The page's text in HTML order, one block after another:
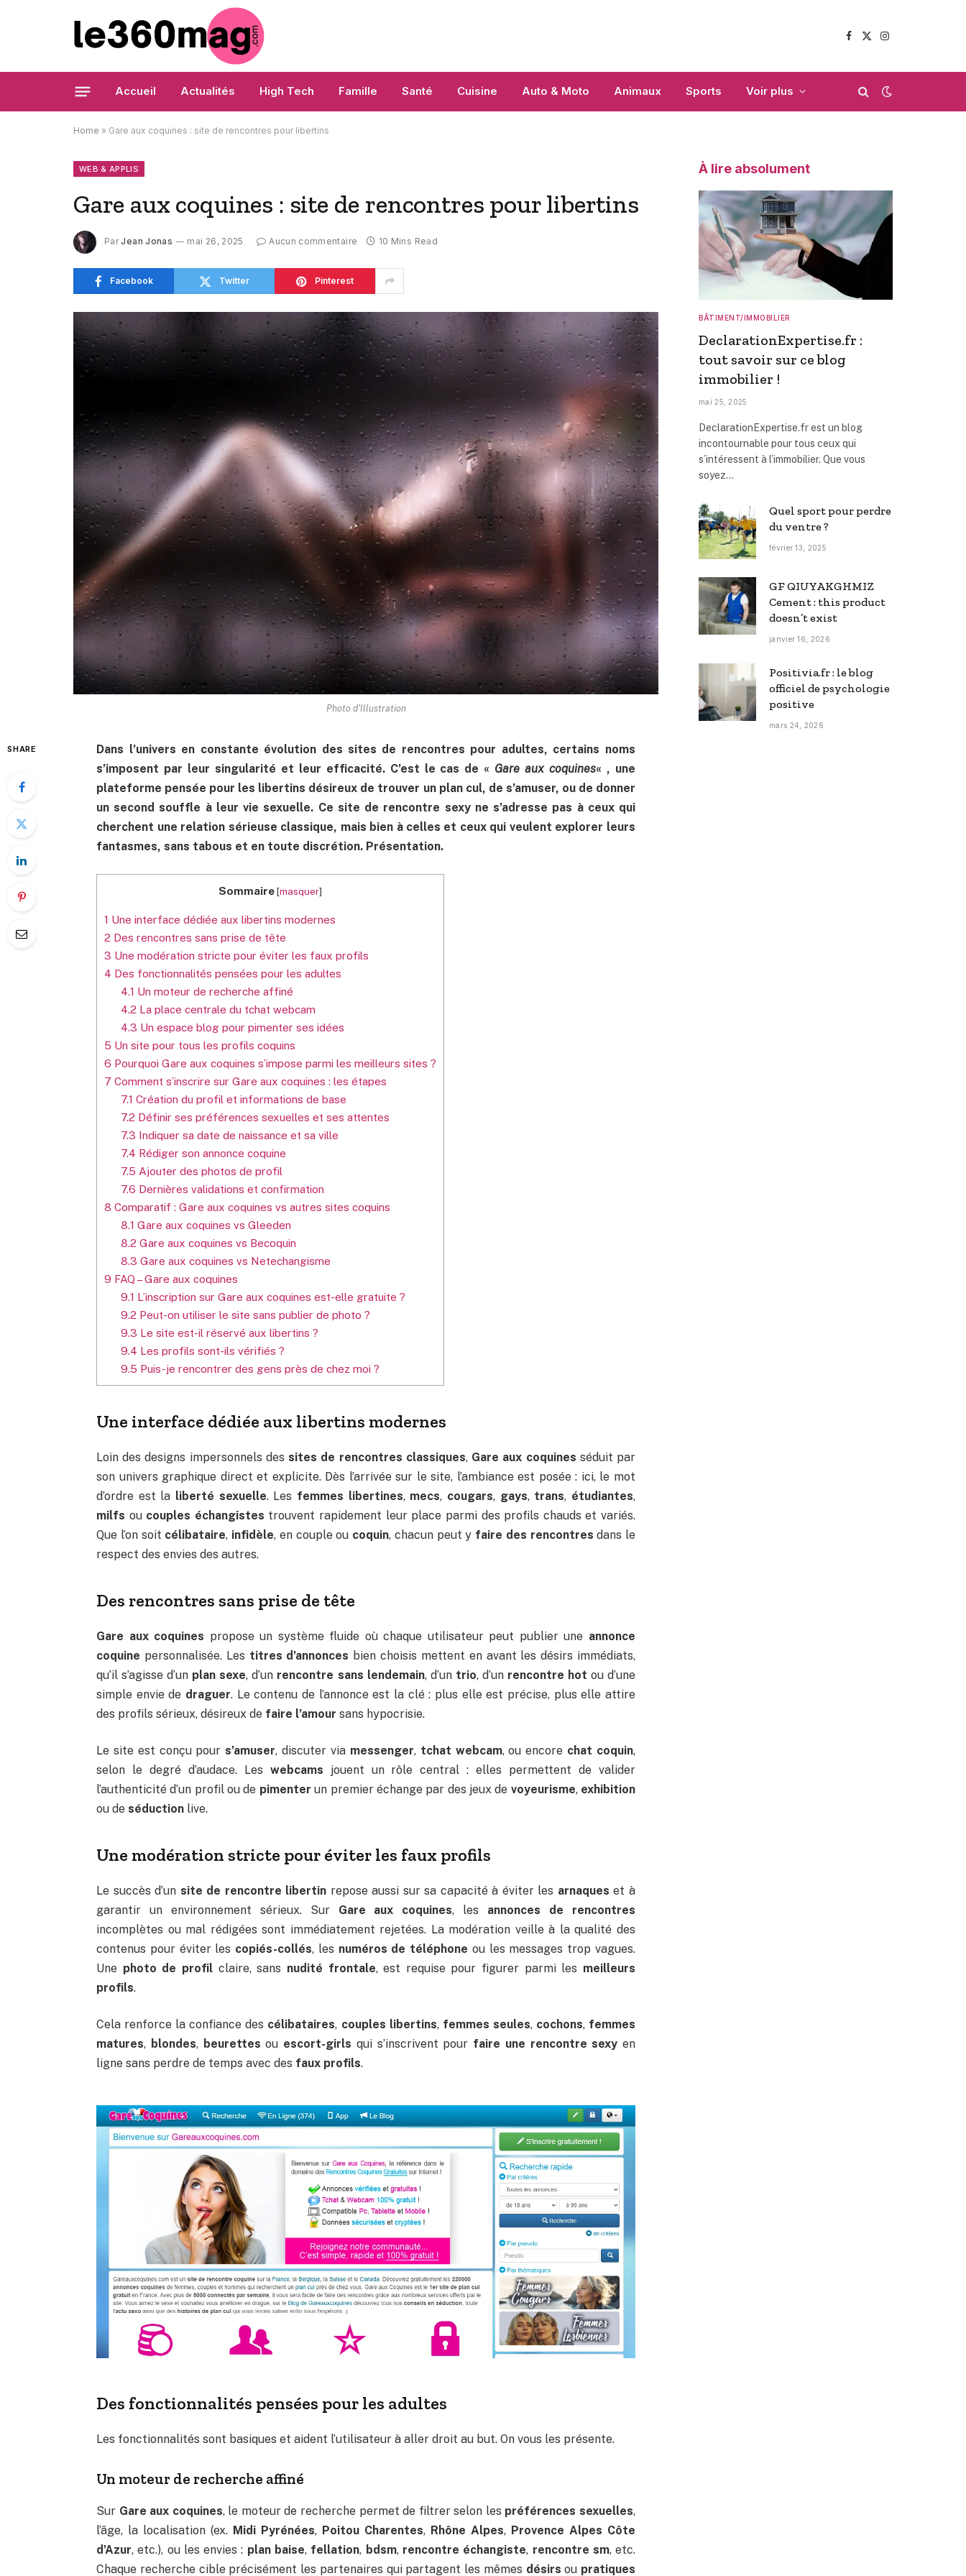
Facebook
X
Instagram
Accueil Actualités High Tech Famille Santé Cuisine Auto & Moto Animaux Sports Voir plus
Home » Gare aux coquines : site de rencontres pour libertins
WEB & APPLIS
Gare aux coquines : site de rencontres pour libertins
Par Jean Jonas mai 26, 2025 Aucun commentaire 10 Mins Read
Facebook Twitter Pinterest
Photo d'Illustration
SHARE
Dans l’univers en constante évolution des sites de rencontres pour adultes, certains noms
s’imposent par leur singularité et leur efficacité. C’est le cas de « Gare aux coquines« , une
plateforme pensée pour les libertins désireux de trouver un plan cul, de s’amuser, ou de donner
un second souffle à leur vie sexuelle. Ce site de rencontre sexy ne s’adresse pas à ceux qui
cherchent une relation sérieuse classique, mais bien à celles et ceux qui veulent explorer leurs
fantasmes, sans tabous et en toute discrétion. Présentation.
Sommaire[masquer]
1 Une interface dédiée aux libertins modernes
2 Des rencontres sans prise de tête
3 Une modération stricte pour éviter les faux profils
4 Des fonctionnalités pensées pour les adultes
4.1 Un moteur de recherche affiné
4.2 La place centrale du tchat webcam
4.3 Un espace blog pour pimenter ses idées
5 Un site pour tous les profils coquins
6 Pourquoi Gare aux coquines s’impose parmi les meilleurs sites ?
7 Comment s’inscrire sur Gare aux coquines : les étapes
7.1 Création du profil et informations de base
7.2 Définir ses préférences sexuelles et ses attentes
7.3 Indiquer sa date de naissance et sa ville
7.4 Rédiger son annonce coquine
7.5 Ajouter des photos de profil
7.6 Dernières validations et confirmation
8 Comparatif : Gare aux coquines vs autres sites coquins
8.1 Gare aux coquines vs Gleeden
8.2 Gare aux coquines vs Becoquin
8.3 Gare aux coquines vs Netechangisme
9 FAQ – Gare aux coquines
9.1 L’inscription sur Gare aux coquines est-elle gratuite ?
9.2 Peut-on utiliser le site sans publier de photo ?
9.3 Le site est-il réservé aux libertins ?
9.4 Les profils sont-ils vérifiés ?
9.5 Puis-je rencontrer des gens près de chez moi ?
Une interface dédiée aux libertins modernes
Loin des designs impersonnels dessites de rencontres classiques, Gare aux coquines séduit par
son univers graphique direct et explicite. Dès l’arrivée sur le site, l’ambiance est posée : ici, le mot
d’ordre est la liberté sexuelle. Les femmes libertines, mecs, cougars, gays, trans, étudiantes,
milfs ou couples échangistes trouvent rapidement leur place parmi des profils chauds et variés.
Que l’on soit célibataire, infidèle, en couple ou coquin, chacun peut y faire des rencontres dans le
respect des envies des autres.
Des rencontres sans prise de tête
Gare aux coquines propose un système fluide où chaque utilisateur peut publier une annonce
coquine personnalisée. Les titres d’annonces bien choisis mettent en avant les désirs immédiats,
qu’il s’agisse d’un plan sexe, d’un rencontre sans lendemain, d’un trio, d’un rencontre hot ou d’une
simple envie de draguer. Le contenu de l’annonce est la clé : plus elle est précise, plus elle attire
des profils sérieux, désireux de faire l’amour sans hypocrisie.
Le site est conçu pours’amuser, discuter via messenger, tchat webcam, ou encore chat coquin,
selon le degré d’audace. Les webcams jouent un rôle central : elles permettent de valider
l’authenticité d’un profil ou de pimenter un premier échange par des jeux de voyeurisme, exhibition
ou deséduction live.
Une modération stricte pour éviter les faux profils
Le succès d’un site de rencontre libertin repose aussi sur sa capacité à éviter les arnaques et à
garantir un environnement sérieux. Sur Gare aux coquines, les annonces de rencontres
incomplètes ou mal rédigées sont immédiatement rejetées. La modération veille à la qualité des
contenus pour éviter les copiés-collés, les numéros de téléphone ou les messages trop vagues.
Une photo de profilclaire, sans nudité frontale, est requise pour figurer parmi les meilleurs
profils.
Cela renforce la confiance des célibataires, couples libertins, femmes seules, cochons, femmes
matures, blondes, beurettes ou escort-girls qui s’inscrivent pour faire une rencontre sexy en
ligne sans perdre de temps avec des faux profils.
Des fonctionnalités pensées pour les adultes
Les fonctionnalités sont basiques et aident l’utilisateur à aller droit au but. On vous les présente.
Un moteur de recherche affiné
Sur Gare aux coquines, le moteur de recherche permet de filtrer selon les préférences sexuelles,
l’âge, la localisation (ex. Midi Pyrénées, Poitou Charentes, Rhône Alpes, Provence Alpes Côte
d’Azur, etc.), ou les envies : plan baise, fellation, bdsm, rencontre échangiste, rencontre sm, etc.
Chaque recherche cible précisément les partenaires qui partagent les mêmes désirs ou pratiques
À lire absolument
BÂTIMENT/IMMOBILIER
DeclarationExpertise.fr :
tout savoir sur ce blog
immobilier !
mai 25, 2025
DeclarationExpertise.fr est un blog
incontournable pour tous ceux qui
s’intéressent à l’immobilier. Que vous
soyez…
Quel sport pour perdre
du ventre ?
février 13, 2025
GF QIUYAKGHMIZ
Cement : this product
doesn’t exist
janvier 16, 2026
Positivia.fr : le blog
officiel de psychologie
positive
mars 24, 2026